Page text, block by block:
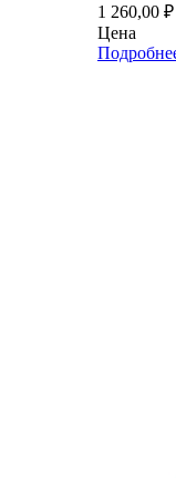
1 260,00 ₽
Цена